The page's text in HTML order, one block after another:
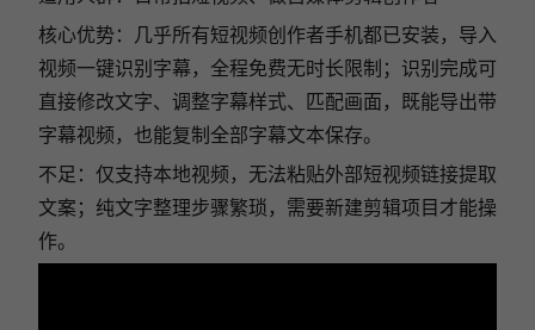
核心优势：几乎所有短视频创作者手机都已安装，导入
视频一键识别字幕，全程免费无时长限制；识别完成可
直接修改文字、调整字幕样式、匹配画面，既能导出带
字幕视频，也能复制全部字幕文本保存。
不足：仅支持本地视频，无法粘贴外部短视频链接提取
文案；纯文字整理步骤繁琐，需要新建剪辑项目才能操
作。